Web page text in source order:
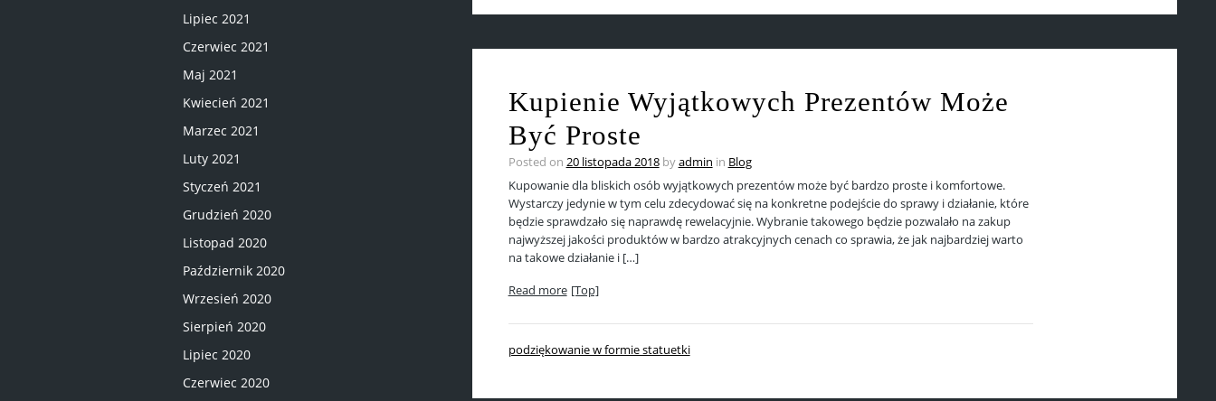
Lipiec 2021
Czerwiec 2021
Maj 2021
Kwiecień 2021
Marzec 2021
Luty 2021
Styczeń 2021
Grudzień 2020
Listopad 2020
Październik 2020
Wrzesień 2020
Sierpień 2020
Lipiec 2020
Czerwiec 2020
Kupienie Wyjątkowych Prezentów Może
Być Proste
Posted on 20 listopada 2018byadmin in Blog
Kupowanie dla bliskich osób wyjątkowych prezentów może być bardzo proste i komfortowe.
Wystarczy jedynie w tym celu zdecydować się na konkretne podejście do sprawy i działanie, które
będzie sprawdzało się naprawdę rewelacyjnie. Wybranie takowego będzie pozwalało na zakup
najwyższej jakości produktów w bardzo atrakcyjnych cenach co sprawia, że jak najbardziej warto
na takowe działanie i […]
Read more [Top]
podziękowanie w formie statuetki